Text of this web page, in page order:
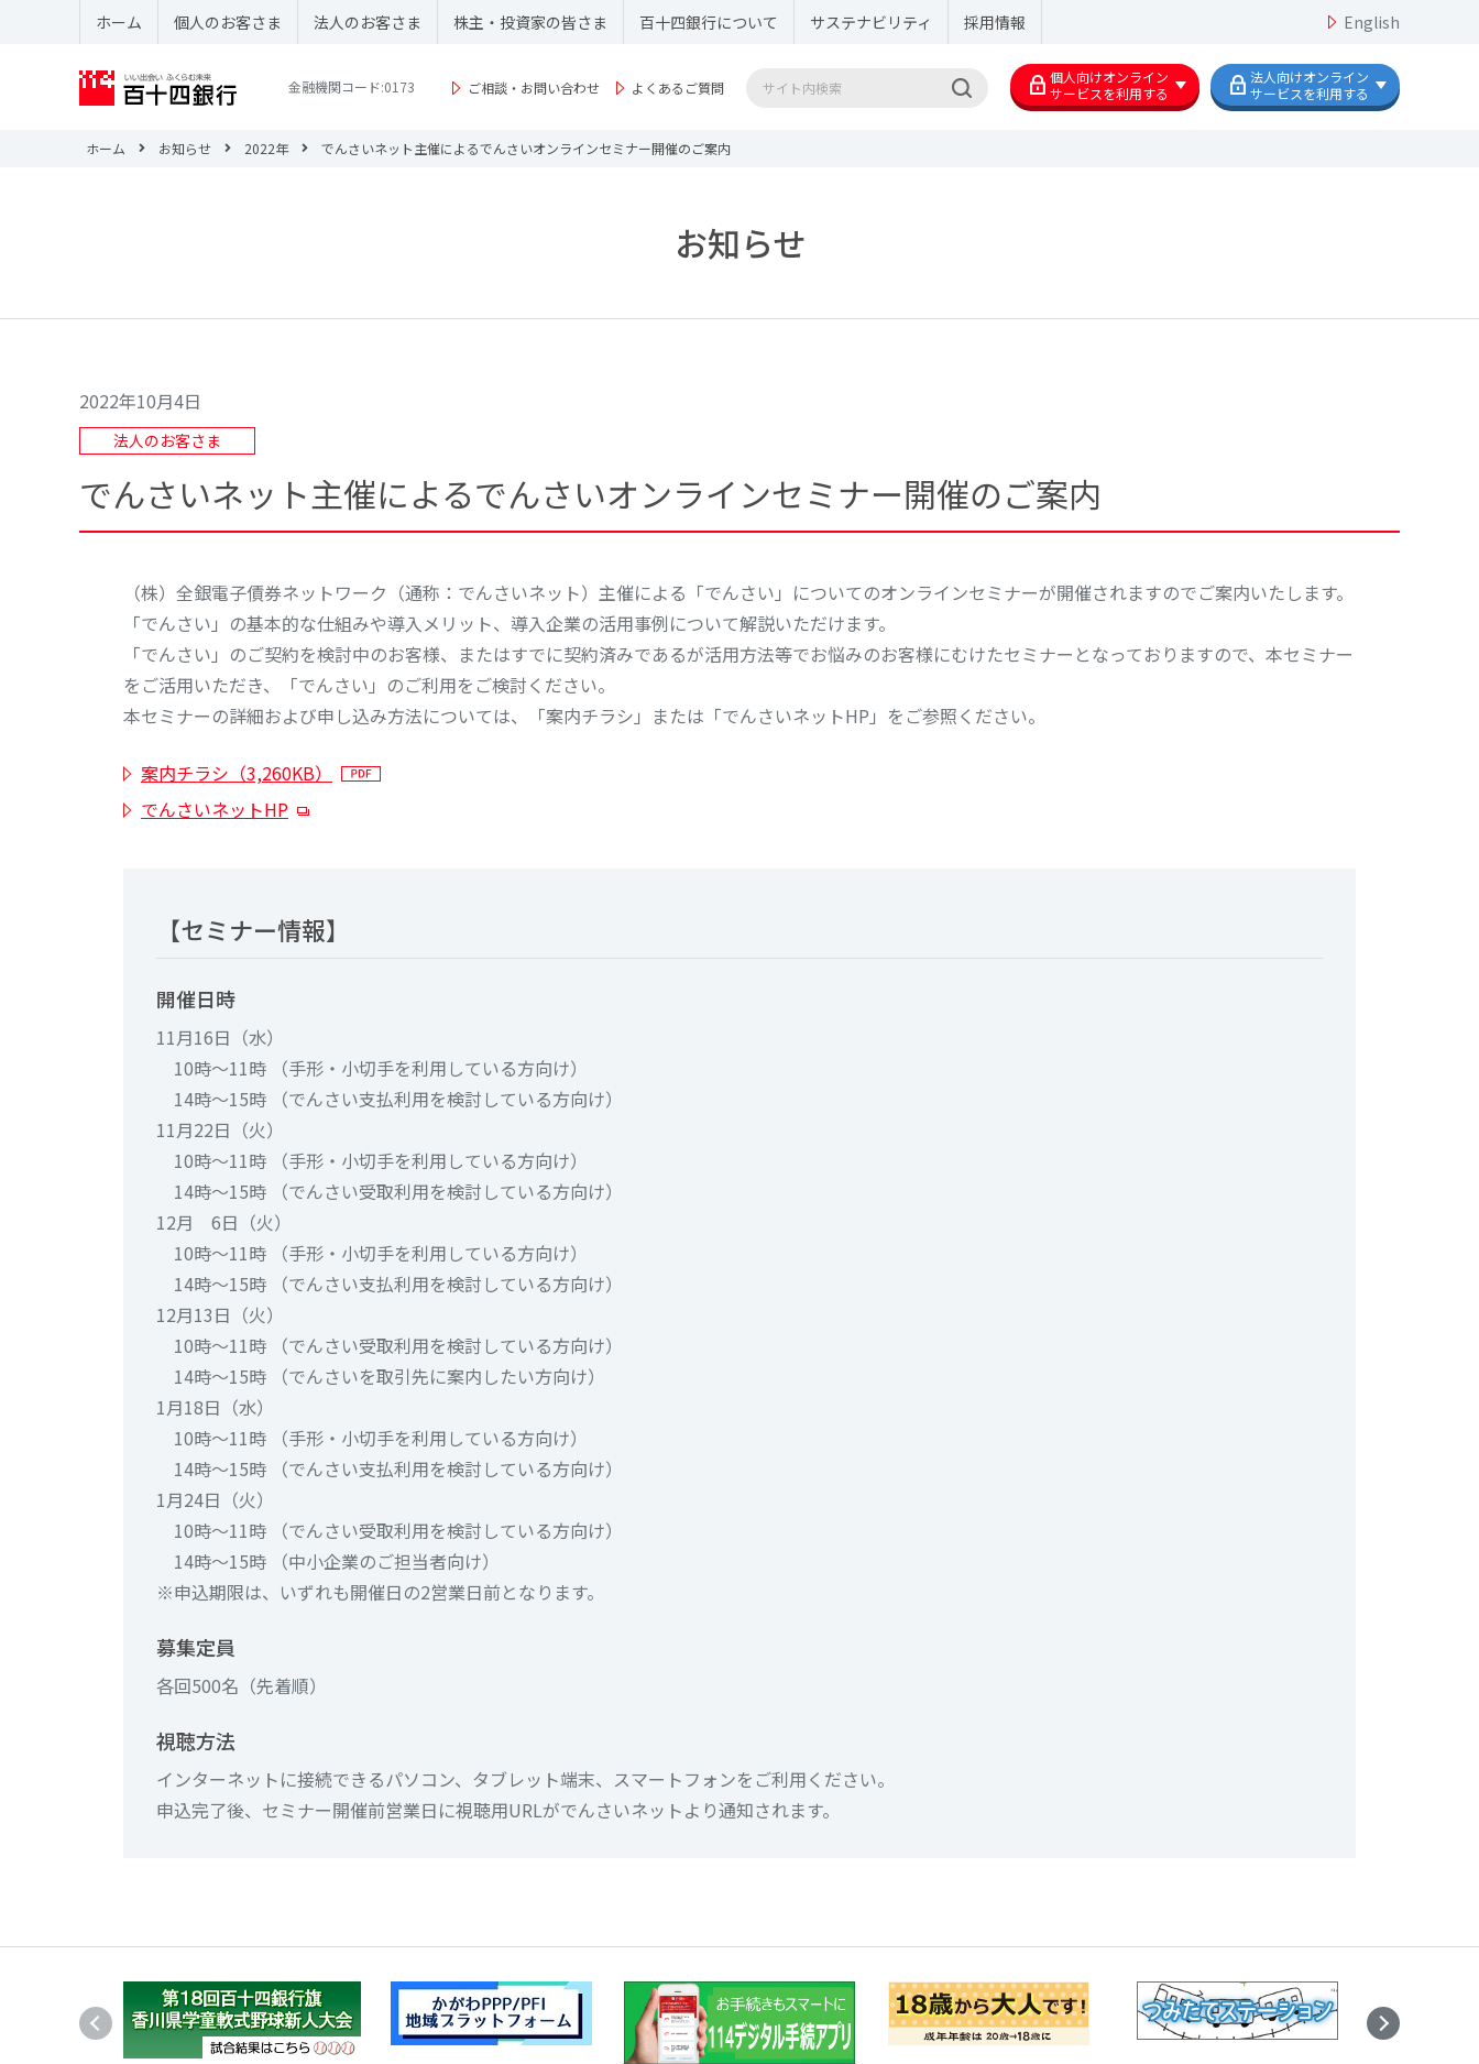
ホーム 個人のお客さま 法人のお客さま 株主・投資家の皆さま 百十四銀行について サステナビリティ 採用情報 English
金融機関コード:0173 ご相談・お問い合わせ よくあるご質問
個人向けオンライン
サービスを利用する
法人向けオンライン
サービスを利用する
ホーム お知らせ 2022年 でんさいネット主催によるでんさいオンラインセミナー開催のご案内
お知らせ
2022年10月4日
法人のお客さま
でんさいネット主催によるでんさいオンラインセミナー開催のご案内
（株）全銀電子債券ネットワーク（通称：でんさいネット）主催による「でんさい」についてのオンラインセミナーが開催されますのでご案内いたします。
「でんさい」の基本的な仕組みや導入メリット、導入企業の活用事例について解説いただけます。
「でんさい」のご契約を検討中のお客様、またはすでに契約済みであるが活用方法等でお悩みのお客様にむけたセミナーとなっておりますので、本セミナー
をご活用いただき、「でんさい」のご利用をご検討ください。
本セミナーの詳細および申し込み方法については、「案内チラシ」または「でんさいネットHP」をご参照ください。
案内チラシ（3,260KB）
でんさいネットHP
【セミナー情報】
開催日時
11月16日（水）
10時～11時 （手形・小切手を利用している方向け）
14時～15時 （でんさい支払利用を検討している方向け）
11月22日（火）
10時～11時 （手形・小切手を利用している方向け）
14時～15時 （でんさい受取利用を検討している方向け）
12月 6日（火）
10時～11時 （手形・小切手を利用している方向け）
14時～15時 （でんさい支払利用を検討している方向け）
12月13日（火）
10時～11時 （でんさい受取利用を検討している方向け）
14時～15時 （でんさいを取引先に案内したい方向け）
1月18日（水）
10時～11時 （手形・小切手を利用している方向け）
14時～15時 （でんさい支払利用を検討している方向け）
1月24日（火）
10時～11時 （でんさい受取利用を検討している方向け）
14時～15時 （中小企業のご担当者向け）
※申込期限は、いずれも開催日の2営業日前となります。
募集定員
各回500名（先着順）
視聴方法
インターネットに接続できるパソコン、タブレット端末、スマートフォンをご利用ください。
申込完了後、セミナー開催前営業日に視聴用URLがでんさいネットより通知されます。